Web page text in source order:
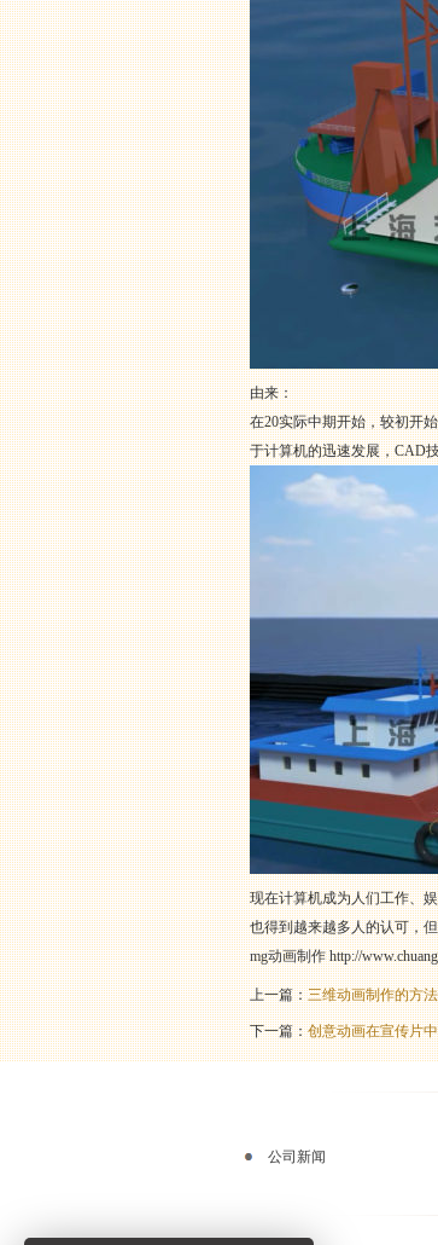
由来：
在20实际中期开始，较初开
于计算机的迅速发展，CAD
现在计算机成为人们工作、
也得到越来越多人的认可，
mg动画制作http://
上一篇：三维动画制作的方法
下一篇：创意动画在宣传片
公司新闻